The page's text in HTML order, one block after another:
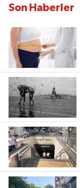
Son Haberler